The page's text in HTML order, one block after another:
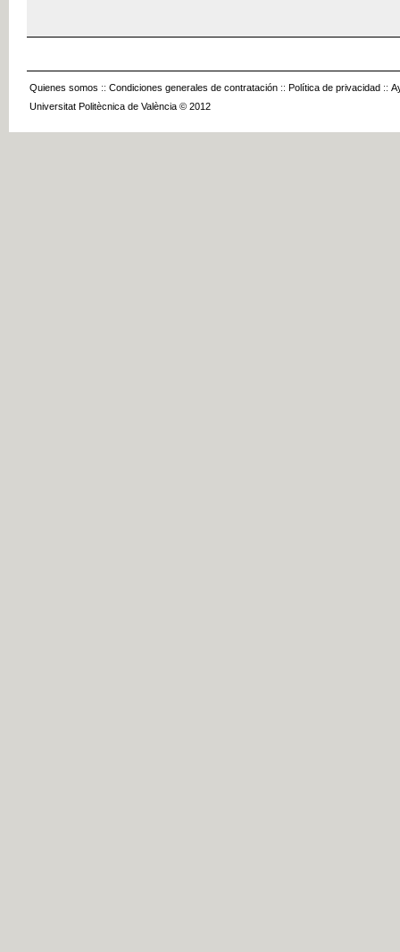
Quienes somos :: Condiciones generales de contratación :: Política de privacidad ::
Universitat Politècnica de València © 2012